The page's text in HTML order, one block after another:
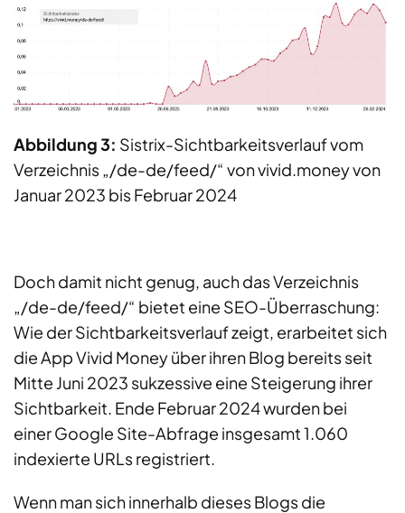
Abbildung 3: Sistrix-Sichtbarkeitsverlauf vom
Verzeichnis „/de-de/feed/“ von vivid.money von
Januar 2023 bis Februar 2024
Doch damit nicht genug, auch das Verzeichnis
„/de-de/feed/“ bietet eine SEO-Überraschung:
Wie der Sichtbarkeitsverlauf zeigt, erarbeitet sich
die App Vivid Money über ihren Blog bereits seit
Mitte Juni 2023 sukzessive eine Steigerung ihrer
Sichtbarkeit. Ende Februar 2024 wurden bei
einer Google Site-Abfrage insgesamt 1.060
indexierte URLs registriert.
Wenn man sich innerhalb dieses Blogs die